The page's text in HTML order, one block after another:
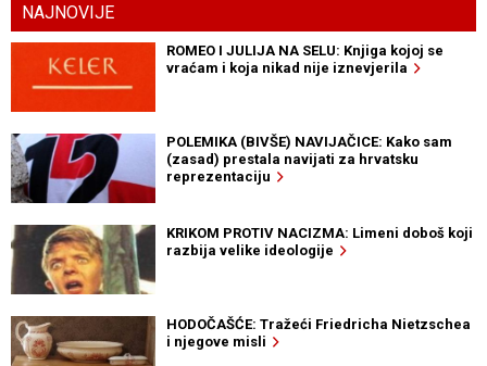
NAJNOVIJE
ROMEO I JULIJA NA SELU: Knjiga kojoj se
vraćam i koja nikad nije iznevjerila
POLEMIKA (BIVŠE) NAVIJAČICE: Kako sam
(zasad) prestala navijati za hrvatsku
reprezentaciju
KRIKOM PROTIV NACIZMA: Limeni doboš koji
razbija velike ideologije
HODOČAŠĆE: Tražeći Friedricha Nietzschea
i njegove misli